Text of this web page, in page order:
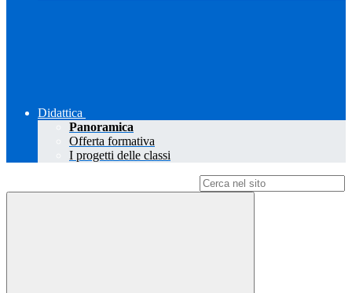
Didattica
Panoramica
Offerta formativa
I progetti delle classi